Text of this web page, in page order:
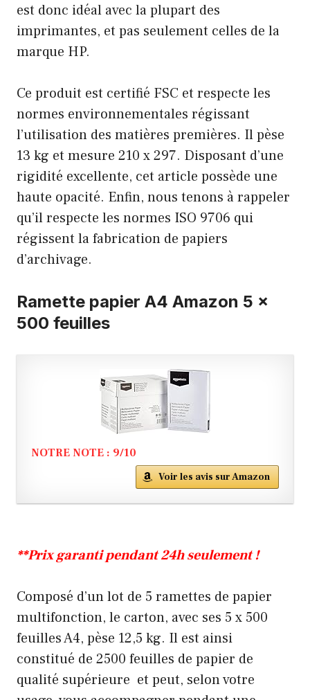
est donc idéal avec la plupart des
imprimantes, et pas seulement celles de la
marque HP.
Ce produit est certifié FSC et respecte les
normes environnementales régissant
l’utilisation des matières premières. Il pèse
13 kg et mesure 210 x 297. Disposant d’une
rigidité excellente, cet article possède une
haute opacité. Enfin, nous tenons à rappeler
qu’il respecte les normes ISO 9706 qui
régissent la fabrication de papiers
d’archivage.
Ramette papier A4 Amazon 5 x
500 feuilles
NOTRE NOTE : 9/10
Voir les avis sur Amazon
**Prix garanti pendant 24h seulement !
Composé d’un lot de 5 ramettes de papier
multifonction, le carton, avec ses 5 x 500
feuilles A4, pèse 12,5 kg. Il est ainsi
constitué de 2500 feuilles de papier de
qualité supérieure et peut, selon votre